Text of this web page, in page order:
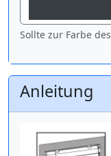
Sollte zur Farbe
Anleitung